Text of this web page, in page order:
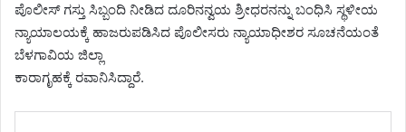
ಪೊಲೀಸ್ ಗಸ್ತು ಸಿಬ್ಬಂದಿ ನೀಡಿದ ದೂರಿನನ್ವಯ ಶ್ರೀಧರನನ್ನು ಬಂಧಿಸಿ ಸ್ಥಳೀಯ
ನ್ಯಾಯಾಲಯಕ್ಕೆ ಹಾಜರುಪಡಿಸಿದ ಪೊಲೀಸರು ನ್ಯಾಯಾಧೀಶರ ಸೂಚನೆಯಂತೆ
ಬೆಳಗಾವಿಯ ಜಿಲ್ಲಾ
ಕಾರಾಗೃಹಕ್ಕೆ ರವಾನಿಸಿದ್ದಾರೆ.